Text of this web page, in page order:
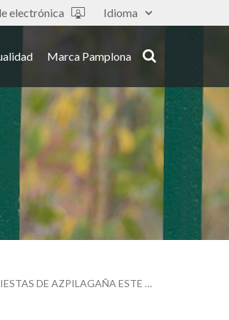
Idioma
electrónica
Marca Pamplona
EL AYUNTAMIENTO DE PAMPLONA RECIBE A LA COMPARSA DE GIGANTES GARTXOT Y A LA COMISIÓN DE FIESTAS DE AZPILAGAÑA ESTE DOMINGO EN LA PLAZA CONSISTORIAL